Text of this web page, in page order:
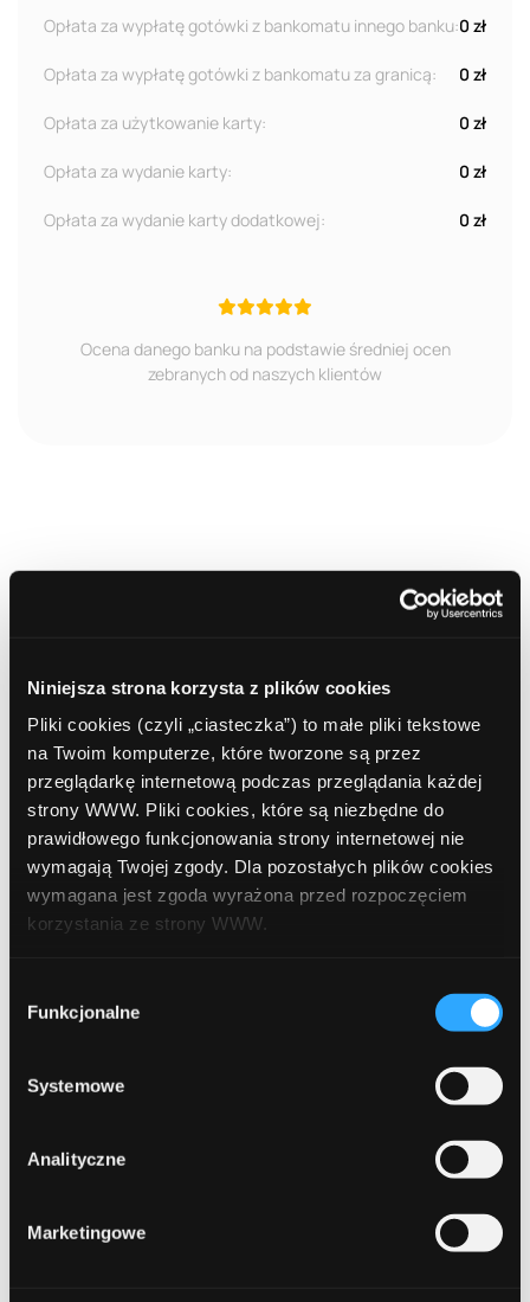
Niniejsza strona korzysta z plików cookies
Pliki cookies (czyli „ciasteczka”) to małe pliki tekstowe
na Twoim komputerze, które tworzone są przez
przeglądarkę internetową podczas przeglądania każdej
strony WWW. Pliki cookies, które są niezbędne do
prawidłowego funkcjonowania strony internetowej nie
wymagają Twojej zgody. Dla pozostałych plików cookies
wymagana jest zgoda wyrażona przed rozpoczęciem
korzystania ze strony WWW.
formy korzystania z plików cookies. Więcej:
Polityka
zgody
Funkcjonalne
Systemowe
Analityczne
Marketingowe
Opłata za wypłatę gotówki z bankomatu innego banku:0 zł
Opłata za wypłatę gotówki z bankomatu za granicą: 0 zł
Opłata za użytkowanie karty: 0 zł
Opłata za wydanie karty: 0 zł
Opłata za wydanie karty dodatkowej: 0 zł
Ocena danego banku na podstawie średniej ocen
zebranych od naszych klientów
Skorzystaj z wiedzy naszych
ekspertów
Ponad 10 lat doświadczenia naszego